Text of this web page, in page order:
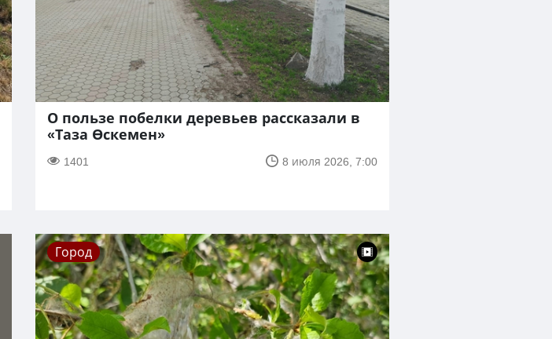
О пользе побелки деревьев рассказали в
«Таза Өскемен»
1401 8 июля 2026, 7:00
Город